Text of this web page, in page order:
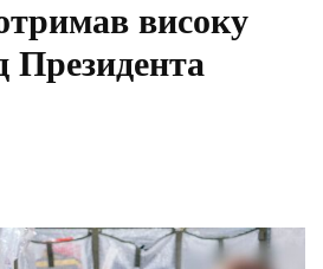
високу
Президента